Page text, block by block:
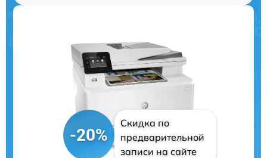
-20%
Скидка по
предварительной
записи на сайте